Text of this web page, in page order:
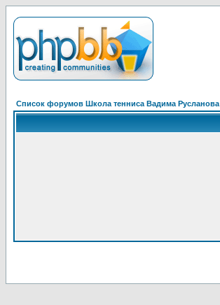
Список форумов Школа тенниса Вадима Русланова